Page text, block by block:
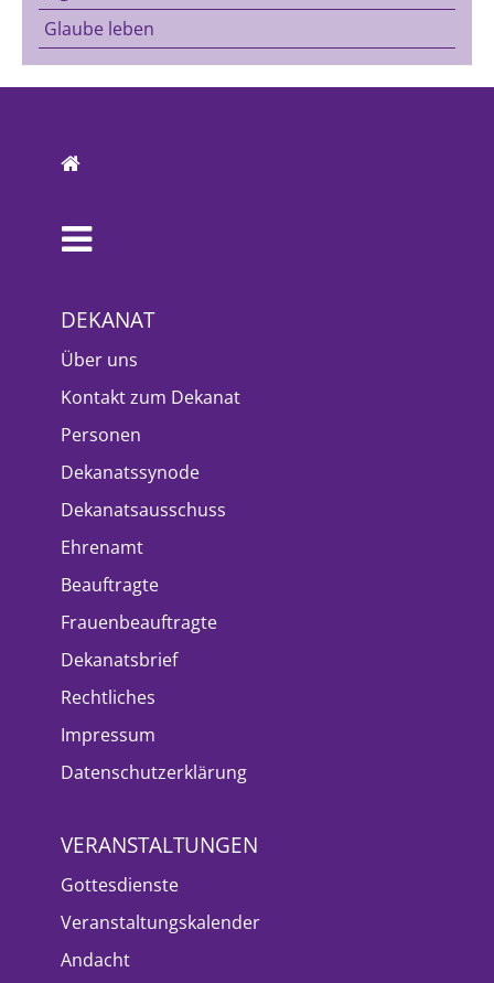
Glaube leben
DEKANAT
Über uns
Kontakt zum Dekanat
Personen
Dekanatssynode
Dekanatsausschuss
Ehrenamt
Beauftragte
Frauenbeauftragte
Dekanatsbrief
Rechtliches
Impressum
Datenschutzerklärung
VERANSTALTUNGEN
Gottesdienste
Veranstaltungskalender
Andacht